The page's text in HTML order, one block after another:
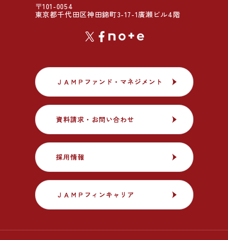
〒101-0054
東京都千代田区神田錦町3-17-1廣瀬ビル4階
ＪＡＭＰファンド・マネジメント
ＪＡＭＰファンド・マネジメント
資料請求・お問い合わせ
資料請求・お問い合わせ
採用情報
採用情報
ＪＡＭＰフィンキャリア
ＪＡＭＰフィンキャリア